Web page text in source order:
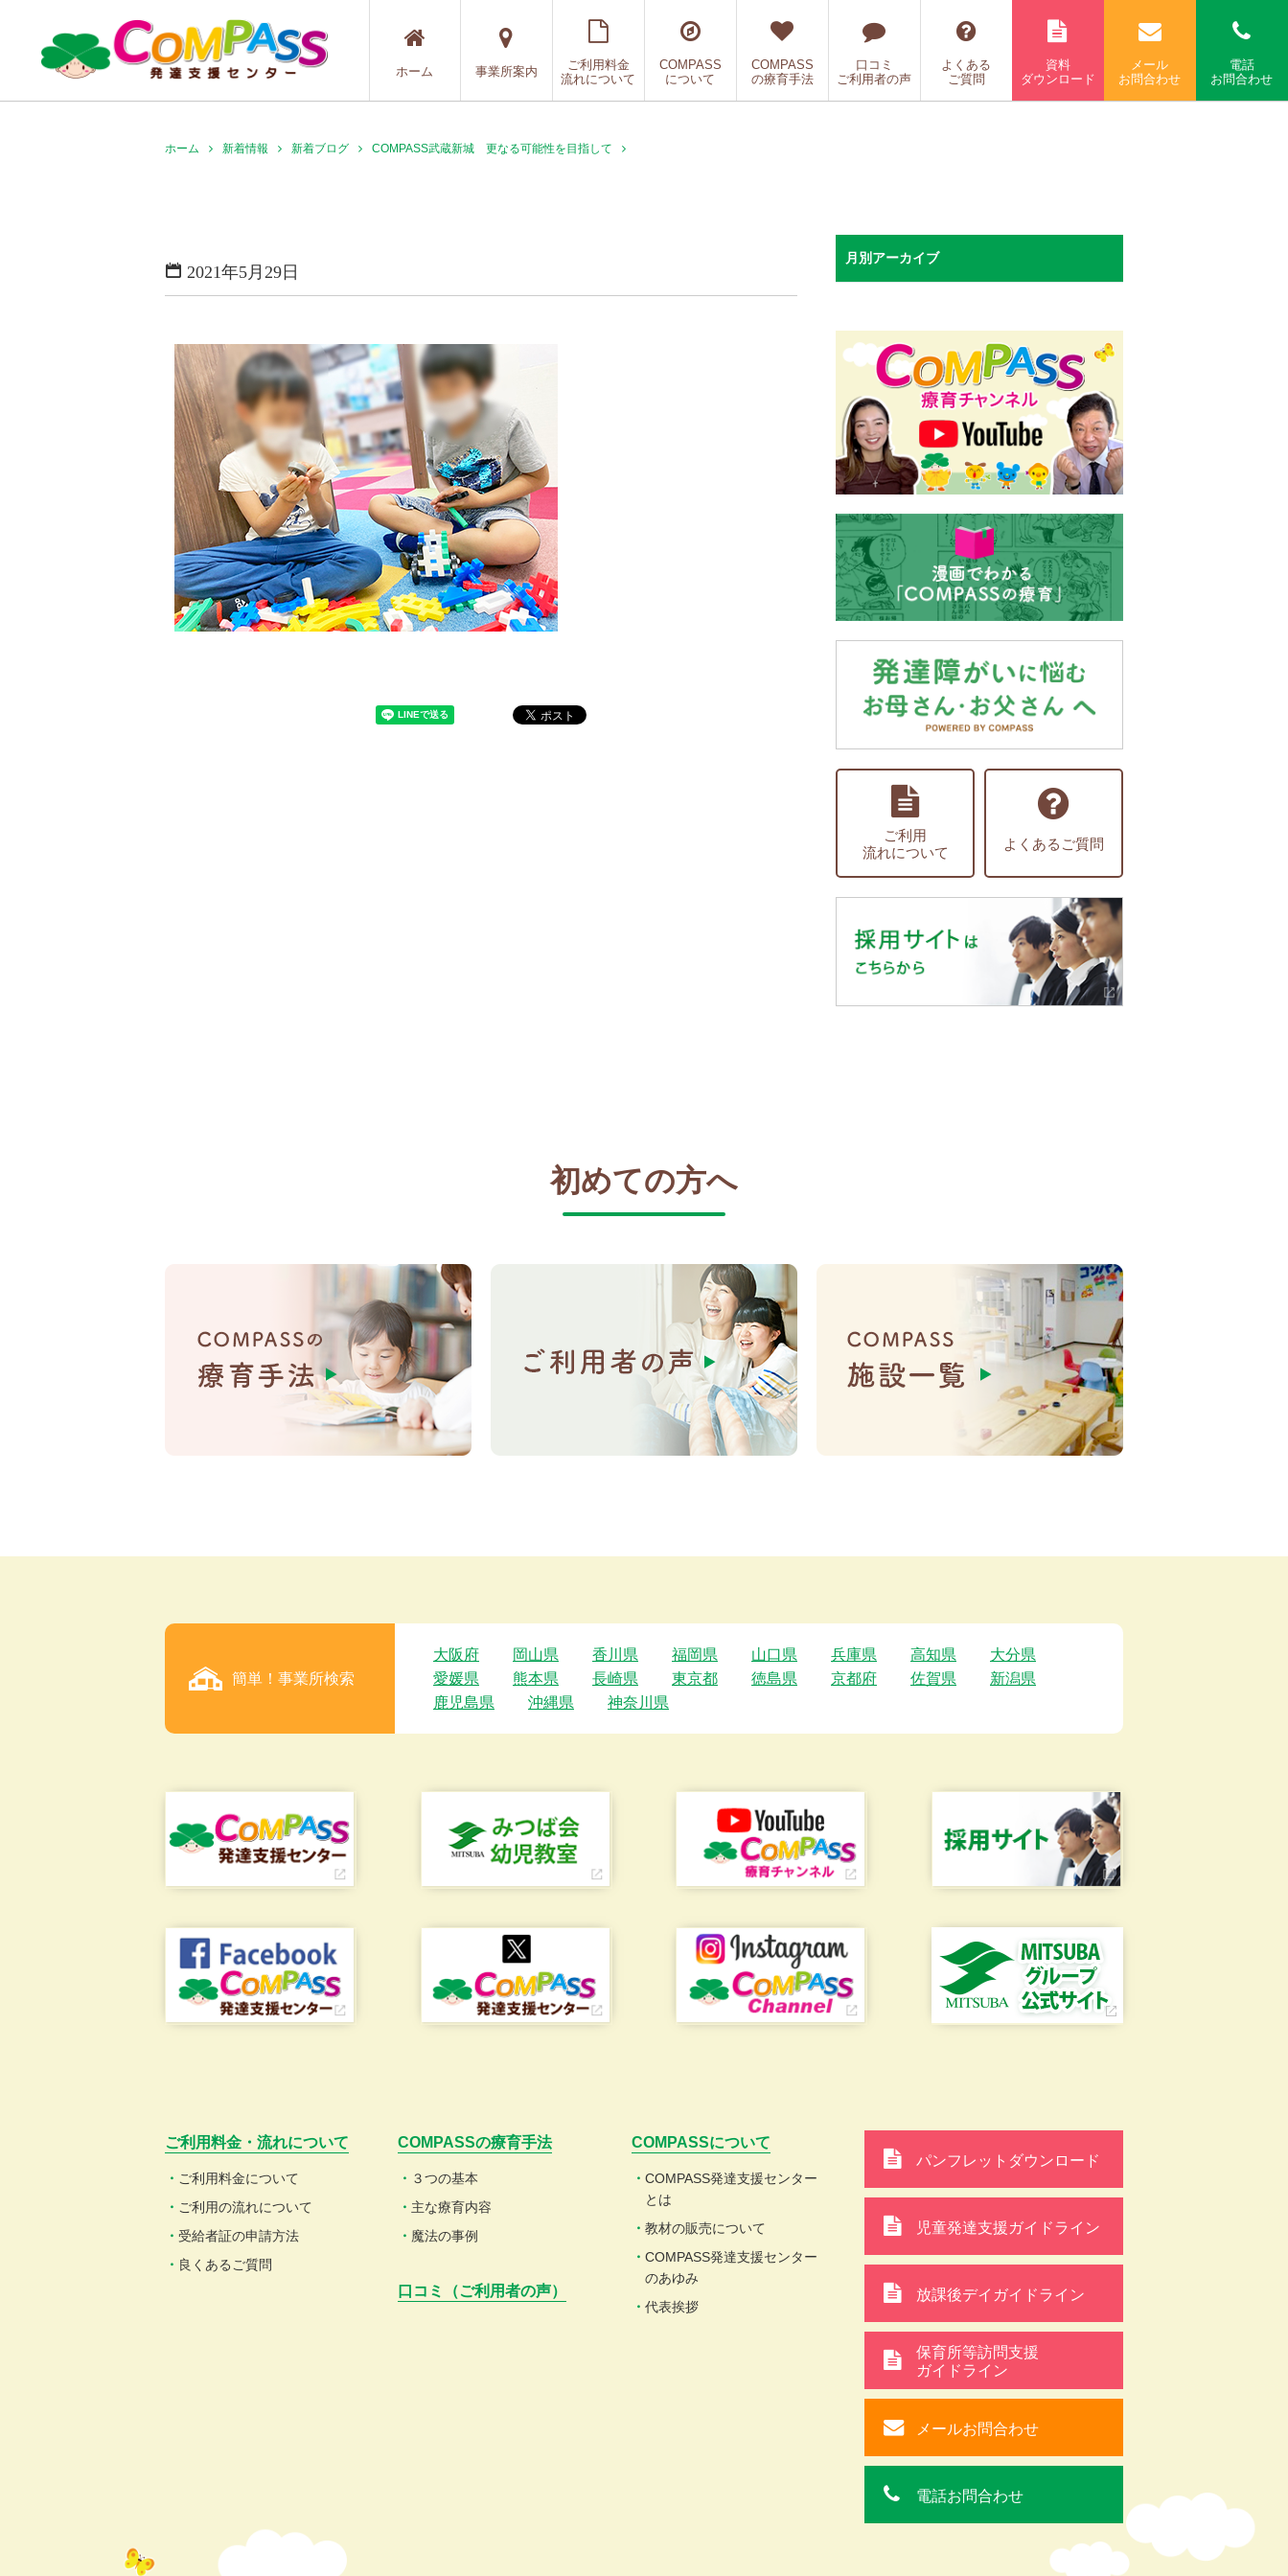
ホーム 事業所案内
ご利用料金
流れについて
COMPASS
について
COMPASS
の療育手法
口コミ
ご利用者の声
よくある
ご質問
資料
ダウンロード
メール
お問合わせ
電話
お問合わせ
ホーム 新着情報 新着ブログ COMPASS武蔵新城 更なる可能性を目指して
2021年5月29日
月別アーカイブ
ご利用
流れについて
よくあるご質問
初めての方へ
簡単！事業所検索
大阪府 岡山県 香川県 福岡県 山口県 兵庫県 高知県
大分県
愛媛県
熊本県 長崎県 東京都 徳島県 京都府 佐賀県
新潟県
鹿児島県
沖縄県 神奈川県
ご利用料金・流れについて
ご利用料金について
ご利用の流れについて
受給者証の申請方法
良くあるご質問
COMPASSの療育手法
３つの基本
主な療育内容
魔法の事例
口コミ（ご利用者の声）
COMPASSについて
COMPASS発達支援センター
とは
教材の販売について
COMPASS発達支援センター
のあゆみ
代表挨拶
パンフレットダウンロード
児童発達支援ガイドライン
放課後デイガイドライン
保育所等訪問支援
ガイドライン
メールお問合わせ
電話お問合わせ